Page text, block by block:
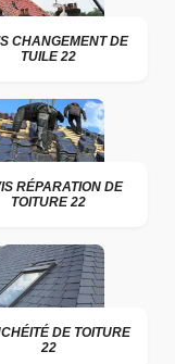
CHANGEMENT DE
TUILE 22
RÉPARATION DE
TOITURE 22
DE TOITURE
22